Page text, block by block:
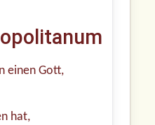
einen Gott,
hat,